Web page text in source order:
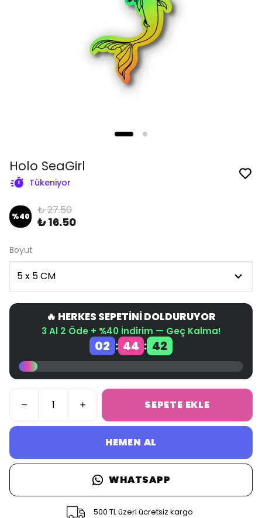
Holo SeaGirl
Tükeniyor
%40 ₺ 27.50
₺ 16.50
Boyut
🔥 HERKES SEPETİNİ DOLDURUYOR
3 Al 2 Öde + %40 İndirim — Geç Kalma!
02 : 44 : 42
SEPETE EKLE
HEMEN AL
WHATSAPP
500 TL üzeri ücretsiz kargo